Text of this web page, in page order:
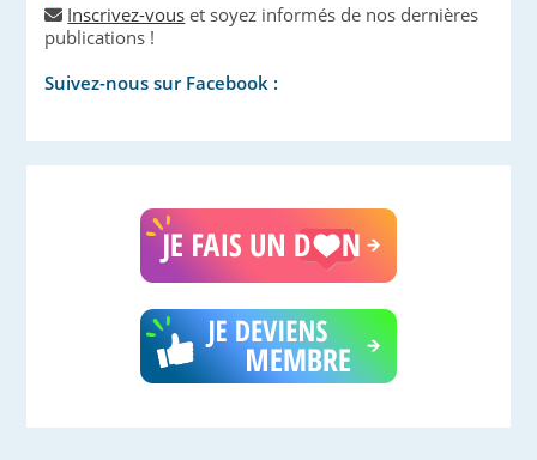
Inscrivez-vous et soyez informés de nos dernières
publications !
Suivez-nous sur Facebook :